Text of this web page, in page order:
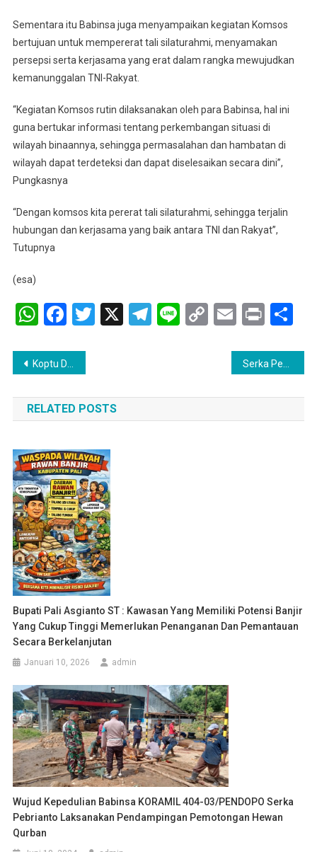
Sementara itu Babinsa juga menyampaikan kegiatan Komsos
bertujuan untuk mempererat tali silaturahmi, menyamakan
persepsi serta kerjasama yang erat dalam rangka mewujudkan
kemanunggalan TNI-Rakyat.
“Kegiatan Komsos rutin dilaksanakan oleh para Babinsa, hal ini
guna bertukar informasi tentang perkembangan situasi di
wilayah binaannya, sehingga permasalahan dan hambatan di
wilayah dapat terdeteksi dan dapat diselesaikan secara dini”,
Pungkasnya
“Dengan komsos kita pererat tali silaturahmi, sehingga terjalin
hubungan dan kerjasama yang baik antara TNI dan Rakyat”,
Tutupnya
(esa)
WhatsApp
Facebook
Twitter
X Telegram
LineCopyEmail
Print
Navigasi
pos
Koptu Dadang Sumardi Gencar melakukan Sosialisasi kewaspadaan bahaya kebakaran Serka Pebrianto Hadiri Rapat RKPdes t.a 2025 didesa binaan
RELATED POSTS
Bupati Pali Asgianto ST : Kawasan Yang Memiliki Potensi Banjir
Yang Cukup Tinggi Memerlukan Penanganan Dan Pemantauan
Secara Berkelanjutan
Januari 10, 2026 admin
Wujud Kepedulian Babinsa KORAMIL 404-03/PENDOPO Serka
Pebrianto Laksanakan Pendampingan Pemotongan Hewan
Qurban